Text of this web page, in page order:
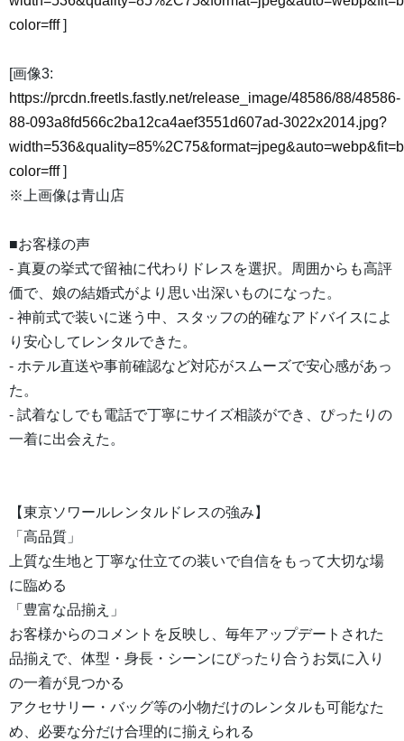
color=fff]
[画像3:
https://prcdn.freetls.fastly.net/release_image/48586/88/48586-
88-093a8fd566c2ba12ca4aef3551d607ad-3022x2014.jpg?
color=fff]
※上画像は青山店
■お客様の声
- 真夏の挙式で留袖に代わりドレスを選択。周囲からも高評
価で、娘の結婚式がより思い出深いものになった。
- 神前式で装いに迷う中、スタッフの的確なアドバイスによ
り安心してレンタルできた。
- ホテル直送や事前確認など対応がスムーズで安心感があっ
た。
- 試着なしでも電話で丁寧にサイズ相談ができ、ぴったりの
一着に出会えた。
【東京ソワールレンタルドレスの強み】
「高品質」
上質な生地と丁寧な仕立ての装いで自信をもって大切な場
に臨める
「豊富な品揃え」
お客様からのコメントを反映し、毎年アップデートされた
品揃えで、体型・身長・シーンにぴったり合うお気に入り
の一着が見つかる
アクセサリー・バッグ等の小物だけのレンタルも可能なた
め、必要な分だけ合理的に揃えられる